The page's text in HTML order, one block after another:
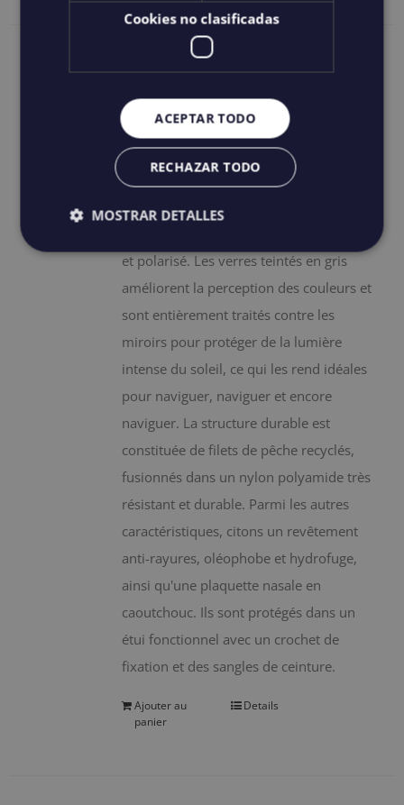
a
variations.
Les
options
peuvent
être
la
page
du
produit
125,00€ IGIC incluido
Les lunettes de protection Saltwater
Revivals sont équipées d'un système
et polarisé. Les verres teintés en gris
améliorent la perception des couleurs et
sont entièrement traités contre les
miroirs pour protéger de la lumière
intense du soleil, ce qui les rend idéales
pour naviguer, naviguer et encore
naviguer. La structure durable est
constituée de filets de pêche recyclés,
fusionnés dans un nylon polyamide très
résistant et durable. Parmi les autres
caractéristiques, citons un revêtement
anti-rayures, oléophobe et hydrofuge,
ainsi qu'une plaquette nasale en
caoutchouc. Ils sont protégés dans un
étui fonctionnel avec un crochet de
fixation et des sangles de ceinture.
Ajouter au
panier
Details
Cookies no clasificadas
ACEPTAR TODO
RECHAZAR TODO
MOSTRAR DETALLES